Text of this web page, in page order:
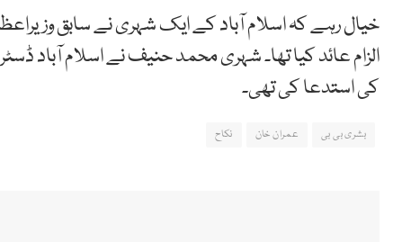
خیال رہے کہ اسلام آباد کے ایک شہری نے سابق
الزام عائد کیا تھا۔ شہری محمد حنیف نے اسلام آباد
کی استدعا کی تھی۔
بشری بی بی عمران خان نکاح